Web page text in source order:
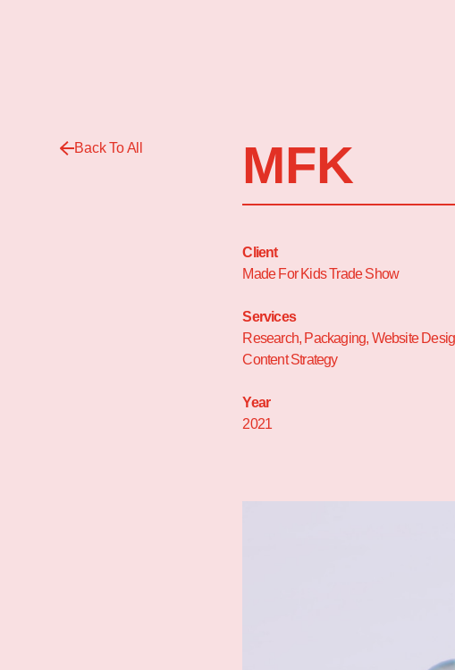
Back To All MFK
Client
Made For Kids Trade Show
Services
Research, Packaging, Website
Content Strategy
Year
2021